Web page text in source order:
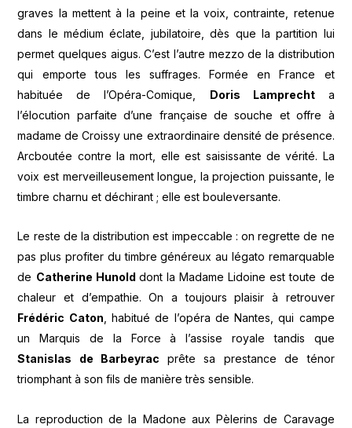
graves la mettent à la peine et la voix, contrainte, retenue
dans le médium éclate, jubilatoire, dès que la partition lui
permet quelques aigus. C’est l’autre mezzo de la distribution
qui emporte tous les suffrages. Formée en France et
habituée de l’Opéra-Comique, Doris Lamprechta
l’élocution parfaite d’une française de souche et offre à
madame de Croissy une extraordinaire densité de présence.
Arcboutée contre la mort, elle est saisissante de vérité. La
voix est merveilleusement longue, la projection puissante, le
timbre charnu et déchirant ; elle est bouleversante.
Le reste de la distribution est impeccable : on regrette de ne
pas plus profiter du timbre généreux au légato remarquable
de Catherine Hunold dont la Madame Lidoine est toute de
chaleur et d’empathie. On a toujours plaisir à retrouver
Frédéric Caton, habitué de l’opéra de Nantes, qui campe
un Marquis de la Force à l’assise royale tandis que
Stanislas de Barbeyrac prête sa prestance de ténor
triomphant à son fils de manière très sensible.
La reproduction de la Madone aux Pèlerins de Caravage